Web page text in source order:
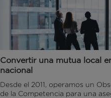
Convertir una mutua local
nacional
Desde el 2011, operamos un
de la Competencia para una